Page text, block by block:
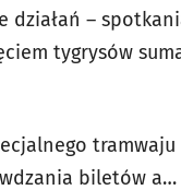
–
tygrysów
tramwaju
biletów